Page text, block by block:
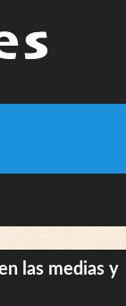
las medias y